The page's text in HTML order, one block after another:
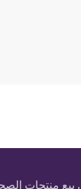
منتجات الصحة